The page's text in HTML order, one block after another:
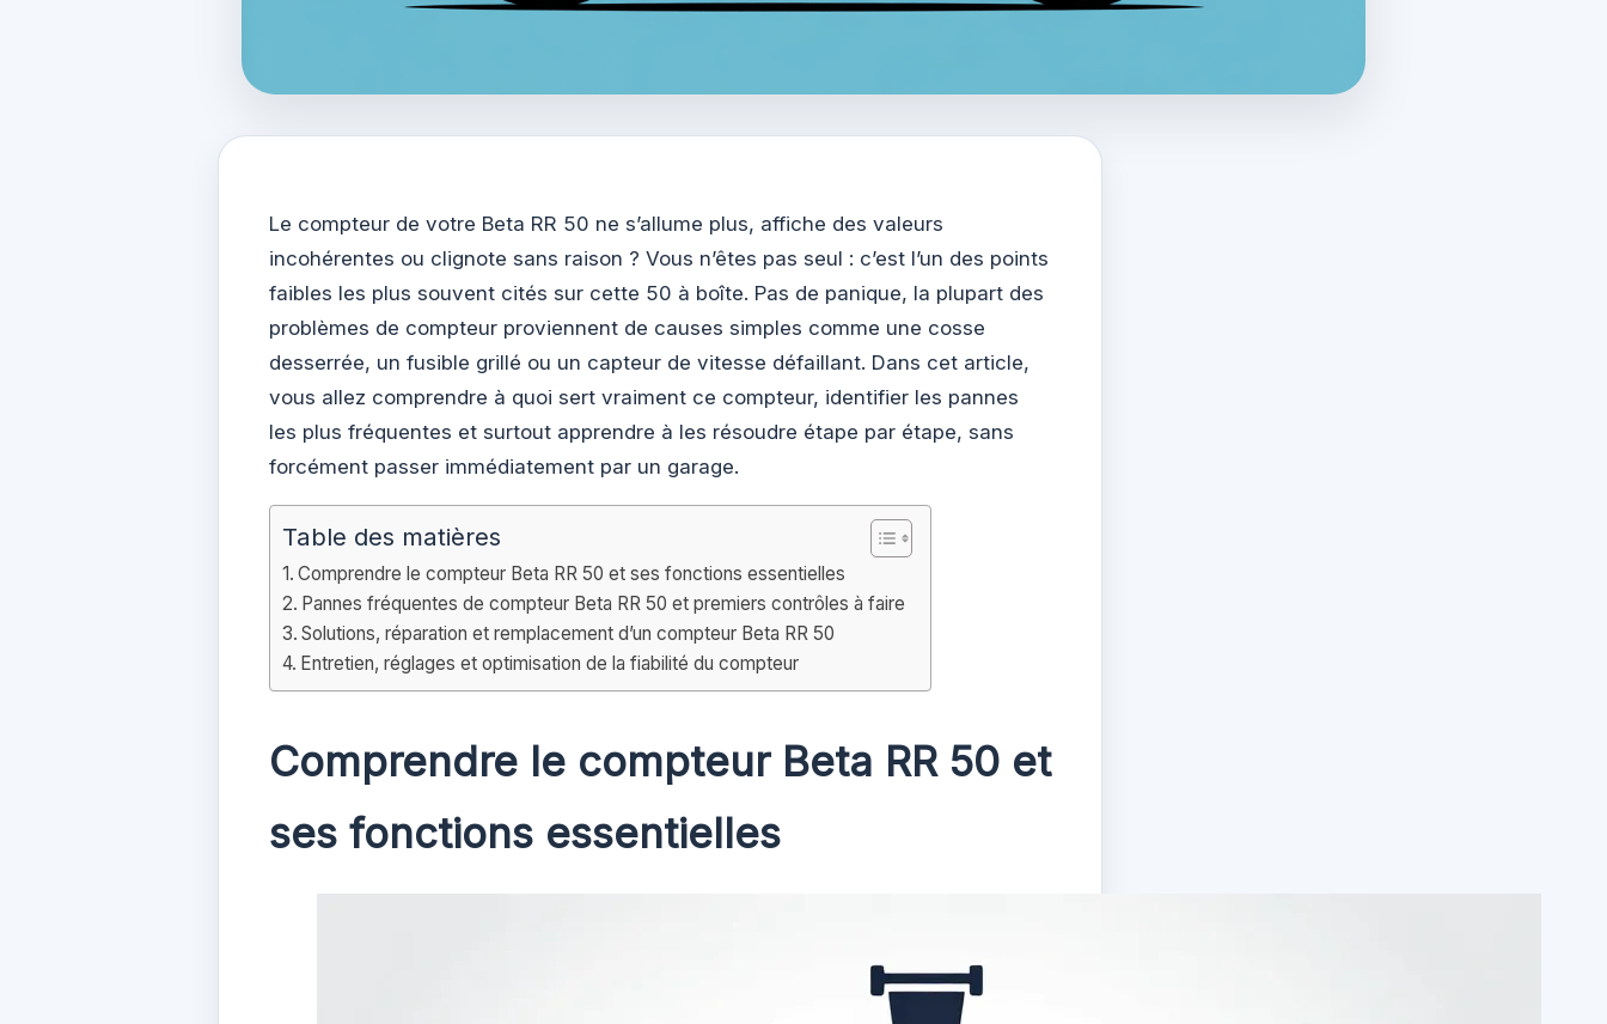
Le compteur de votre Beta RR 50 ne s’allume plus, affiche des valeurs
incohérentes ou clignote sans raison ? Vous n’êtes pas seul : c’est l’un des points
faibles les plus souvent cités sur cette 50 à boîte. Pas de panique, la plupart des
problèmes de compteur proviennent de causes simples comme une cosse
desserrée, un fusible grillé ou un capteur de vitesse défaillant. Dans cet article,
vous allez comprendre à quoi sert vraiment ce compteur, identifier les pannes
les plus fréquentes et surtout apprendre à les résoudre étape par étape, sans
forcément passer immédiatement par un garage.
Table des matières
Comprendre le compteur Beta RR 50 et ses fonctions essentielles
Pannes fréquentes de compteur Beta RR 50 et premiers contrôles à faire
Solutions, réparation et remplacement d’un compteur Beta RR 50
Entretien, réglages et optimisation de la fiabilité du compteur
Comprendre le compteur Beta RR 50 et
ses fonctions essentielles